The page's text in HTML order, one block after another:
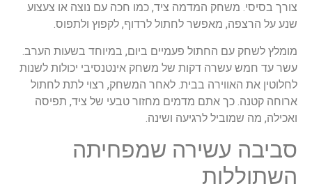
צורך בסיסי. משחק המדמה ציד, כמו חכה עם נוצה או צעצוע
שנע על הרצפה, מאפשר לחתול לרדוף, לקפוץ ולתפוס.
מומלץ לשחק עם החתול פעמיים ביום, במיוחד בשעות הערב
עשר עד חמש עשרה דקות של משחק אינטנסיבי יכולות לשנות
לחלוטין את האווירה בבית לאחר המשחק, רצוי לתת לחתול
ארוחה קטנה כך אתם מדמים מחזור טבעי של ציד, תפיסה
ואכילה, מה שמוביל לרגיעה ושינה
סביבה עשירה שמפחיתה
השתוללות